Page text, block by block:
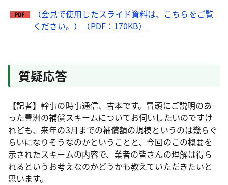
（会見で使用したスライド資料は、こちらをご覧
ください。）（PDF：170KB）
質疑応答
【記者】幹事の時事通信、吉本です。冒頭にご説明のあ
った豊洲の補償スキームについてお伺いしたいのですけ
れども、来年の3月までの補償額の規模というのは幾らぐ
らいになりそうなのかということと、今回のこの概要を
示されたスキームの内容で、業者の皆さんの理解は得ら
れるというお考えなのかどうかも教えていただきたいと
思います。